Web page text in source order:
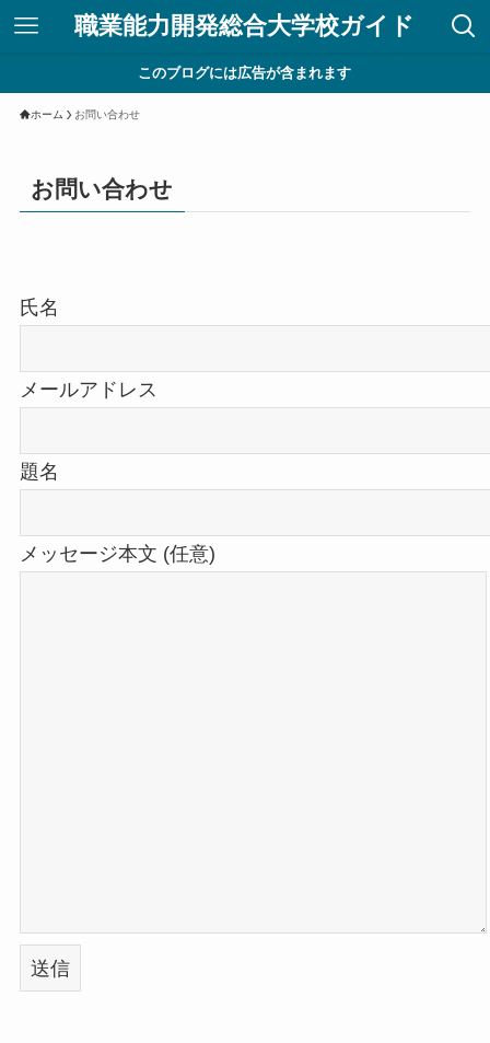
職業能力開発総合大学校ガイド
このブログには広告が含まれます
ホーム お問い合わせ
お問い合わせ
氏名
メールアドレス
題名
メッセージ本文 (任意)